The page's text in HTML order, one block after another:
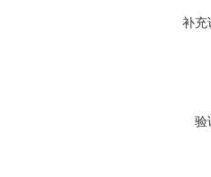
补充
验